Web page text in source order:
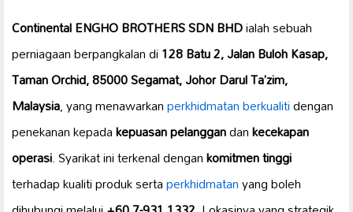
Continental ENGHO BROTHERS SDN BHDialah sebuah
perniagaan berpangkalan di128 Batu 2, Jalan Buloh Kasap,
Taman Orchid, 85000 Segamat, Johor Darul Ta’zim,
Malaysia, yang menawarkanperkhidmatan berkualitidengan
penekanan kepadakepuasan pelanggandankecekapan
operasi. Syarikat ini terkenal dengankomitmen tinggi
terhadap kualiti produk sertaperkhidmatanyang boleh